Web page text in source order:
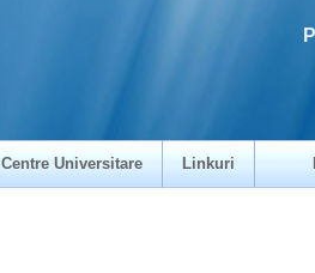
Centre Universitare Linkuri